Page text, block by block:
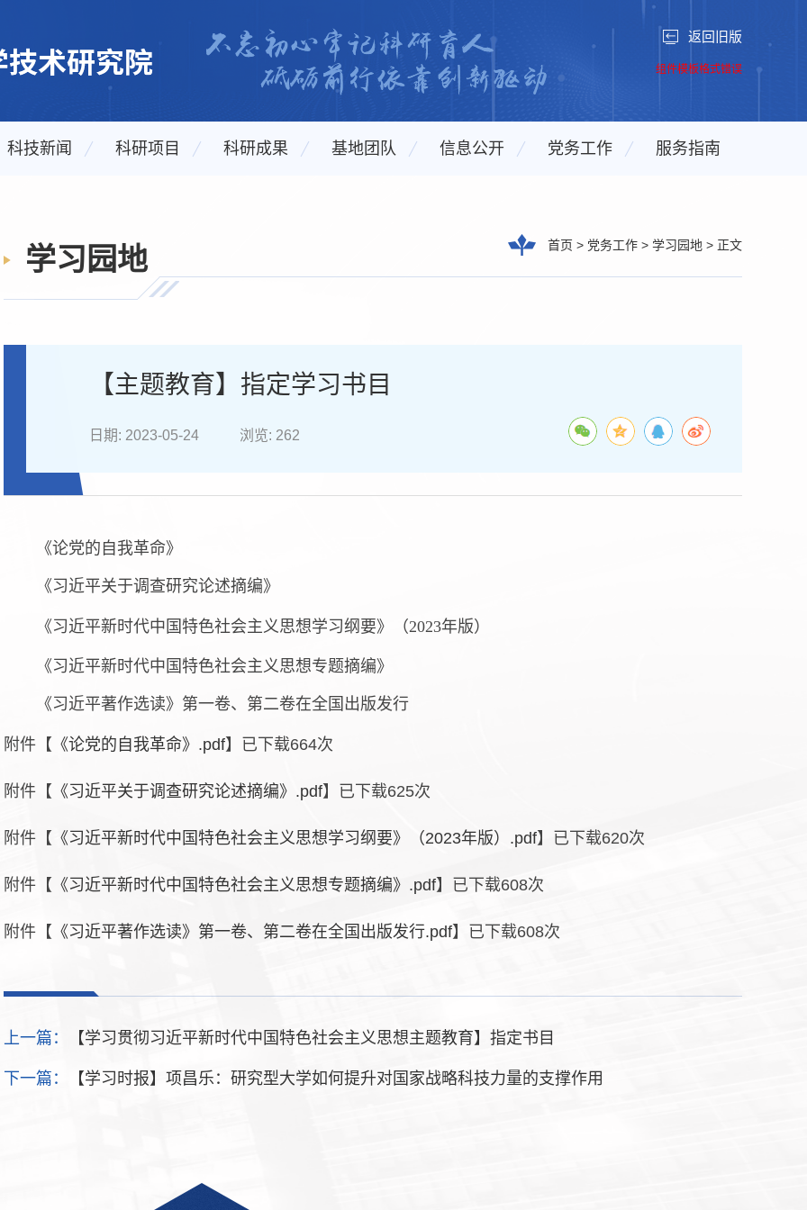
返回旧版
组件模板格式错误
科技新闻 科研项目 科研成果 基地团队 信息公开 党务工作 服务指南
学习园地 首页 > 党务工作 > 学习园地 > 正文
【主题教育】指定学习书目
日期: 2023-05-24 浏览: 262
《论党的自我革命》
《习近平关于调查研究论述摘编》
《习近平新时代中国特色社会主义思想学习纲要》（2023年版）
《习近平新时代中国特色社会主义思想专题摘编》
《习近平著作选读》第一卷、第二卷在全国出版发行
附件【 《论党的自我革命》.pdf】已下载664次
附件【 《习近平关于调查研究论述摘编》.pdf】已下载625次
附件【 《习近平新时代中国特色社会主义思想学习纲要》（2023年版）.pdf】已下载620次
附件【 《习近平新时代中国特色社会主义思想专题摘编》.pdf】已下载608次
附件【 《习近平著作选读》第一卷、第二卷在全国出版发行.pdf】已下载608次
上一篇： 【学习贯彻习近平新时代中国特色社会主义思想主题教育】指定书目
下一篇： 【学习时报】项昌乐：研究型大学如何提升对国家战略科技力量的支撑作用